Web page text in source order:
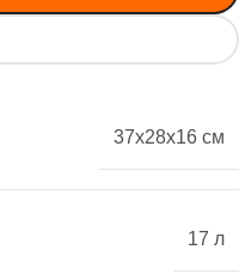
37x28x16 см
17 л